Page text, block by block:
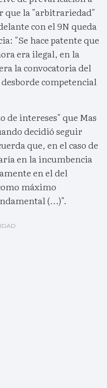
que la "arbitrariedad"
con el 9N queda
"Se hace patente que
era ilegal, en la
la convocatoria del
competencial
de intereses" que Mas
decidió seguir
que, en el caso de
en la incumbencia
en el del
máximo
(...)".